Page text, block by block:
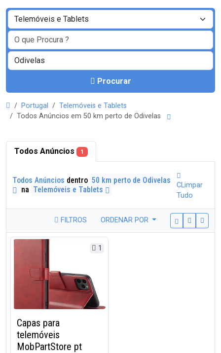
Procurar
Portugal
Telemóveis e Tablets
Todos Anúncios em 50 km perto de Odivelas
Todos Anúncios 1
Todos Anúncios dentro 50 km perto de Odivelas
na Telemóveis e Tablets
CLimpar
Tudo
FILTROS ORDENAR POR
1
Capas para
telemóveis
MobPartStore pt